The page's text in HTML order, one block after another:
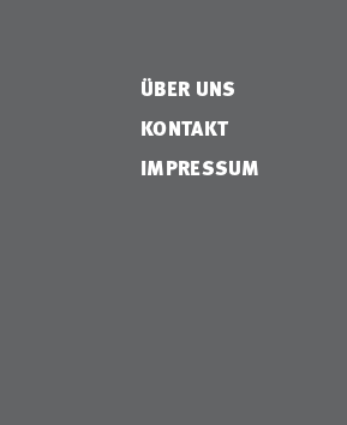
ÜBER UNS
KONTAKT
IMPRESSUM